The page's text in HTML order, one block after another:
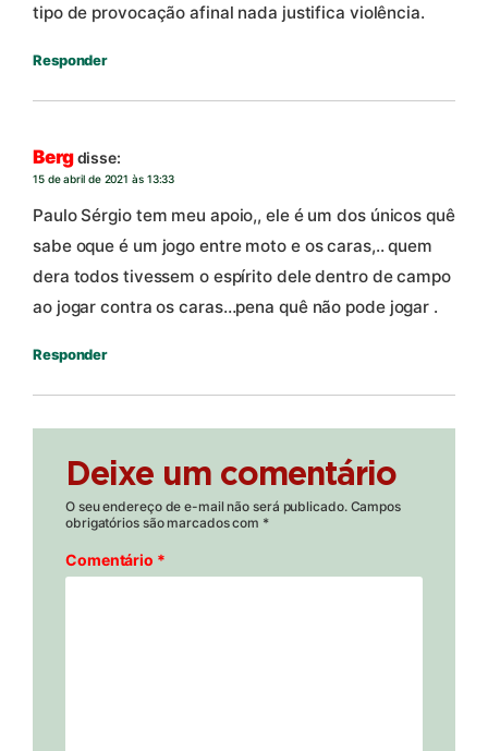
tipo de provocação afinal nada justifica violência.
Responder
Bergdisse:
15 de abril de 2021 às 13:33
Paulo Sérgio tem meu apoio,, ele é um dos únicos quê
sabe oque é um jogo entre moto e os caras,.. quem
dera todos tivessem o espírito dele dentro de campo
ao jogar contra os caras…pena quê não pode jogar .
Responder
Deixe um comentário
O seu endereço de e-mail não será publicado. Campos
obrigatórios são marcados com *
Comentário *